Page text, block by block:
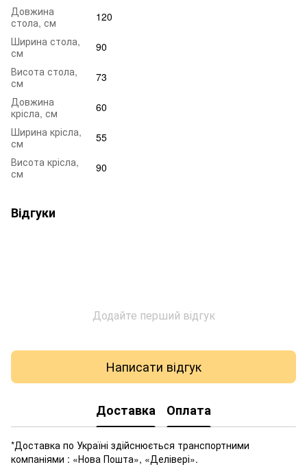
Довжина
стола, см
120
Ширина стола,
см
90
Висота стола,
см
73
Довжина
крісла, см
60
Ширина крісла,
см
55
Висота крісла,
см
90
Відгуки
Додайте перший відгук
Написати відгук
Доставка Оплата
*Доставка по Україні здійснюється транспортними
компаніями : «Нова Пошта», «Делівері».